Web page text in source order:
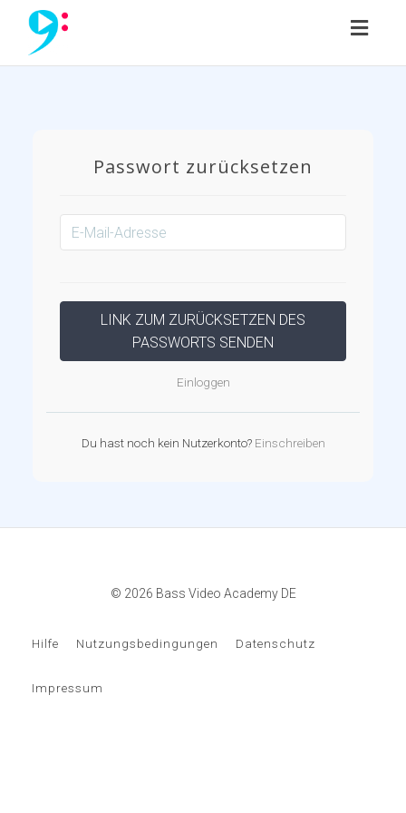
Passwort zurücksetzen
Einloggen
Du hast noch kein Nutzerkonto?Einschreiben
© 2026 Bass Video Academy DE
Hilfe Nutzungsbedingungen Datenschutz
Impressum